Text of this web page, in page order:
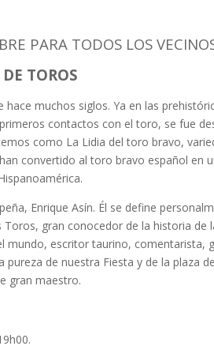
PARA TODOS LOS
TOROS
muchos siglos. Ya en las
contactos con el toro, se fue
como La Lidia del toro bravo,
convertido al toro bravo español en
Enrique Asín. Él se define
Toros, gran conocedor de la historia
escritor taurino, comentarista,
de nuestra Fiesta y de la plaza
gran maestro.